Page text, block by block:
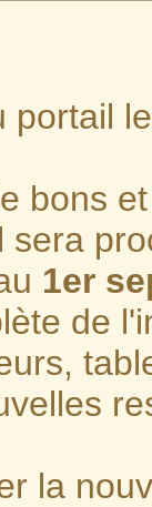
portail
bons
sera
1er
de
la